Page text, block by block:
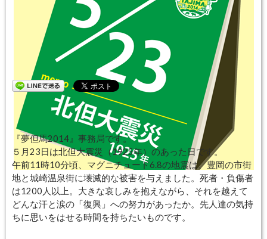
『夢但馬2014』事務局です。
５月23日は北但大震災（1925年）のあった日です。
午前11時10分頃、マグニチュード6.8の地震は、豊岡の市街
地と城崎温泉街に壊滅的な被害を与えました。死者・負傷者
は1200人以上。大きな哀しみを抱えながら、それを越えて
どんな汗と涙の「復興」への努力があったか。先人達の気持
ちに思いをはせる時間を持ちたいものです。